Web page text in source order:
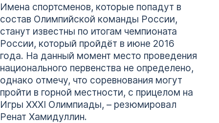
Имена спортсменов, которые попадут в
состав Олимпийской команды России,
станут известны по итогам чемпионата
России, который пройдёт в июне 2016
года. На данный момент место проведения
национального первенства не определено,
однако отмечу, что соревнования могут
пройти в горной местности, с прицелом на
Игры XXXI Олимпиады, – резюмировал
Ренат Хамидуллин.